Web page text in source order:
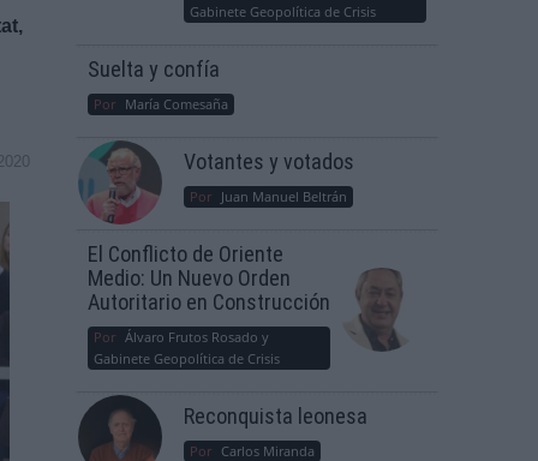
Gabinete Geopolítica de Crisis
Suelta y confía
Por María Comesaña
Votantes y votados
Por Juan Manuel Beltrán
El Conflicto de Oriente
Medio: Un Nuevo Orden
Autoritario en Construcción
Por Álvaro Frutos Rosado y
Gabinete Geopolítica de Crisis
Reconquista leonesa
Por Carlos Miranda